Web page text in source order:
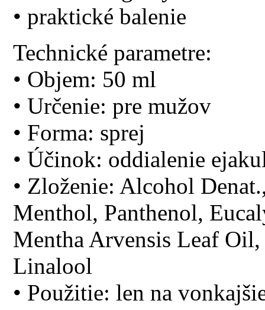
• praktické balenie
Technické parametre:
• Objem: 50 ml
• Určenie: pre mužov
• Forma: sprej
• Účinok: oddialenie
• Zloženie: Alcohol
Menthol, Panthenol,
Mentha Arvensis Leaf
Linalool
• Použitie: len na